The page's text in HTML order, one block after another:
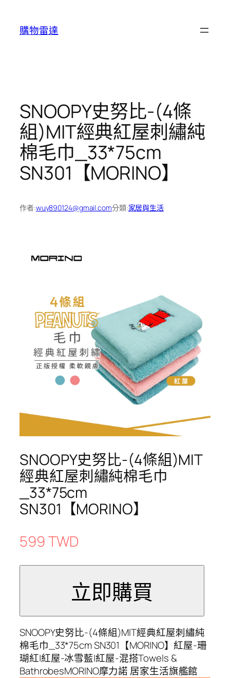
購物雷達
SNOOPY史努比-(4條
組)MIT經典紅屋刺繡純
棉毛巾_33*75cm
SN301【MORINO】
作者:wuy890124@gmail.com分類:家居與生活
SNOOPY史努比-(4條組)MIT
經典紅屋刺繡純棉毛巾
_33*75cm
SN301【MORINO】
599 TWD
SNOOPY史努比-(4條組)MIT經典紅屋刺繡純
棉毛巾_33*75cm SN301【MORINO】紅屋-珊
瑚紅|紅屋-冰雪藍|紅屋-混搭Towels &
BathrobesMORINO摩力諾 居家生活旗艦館